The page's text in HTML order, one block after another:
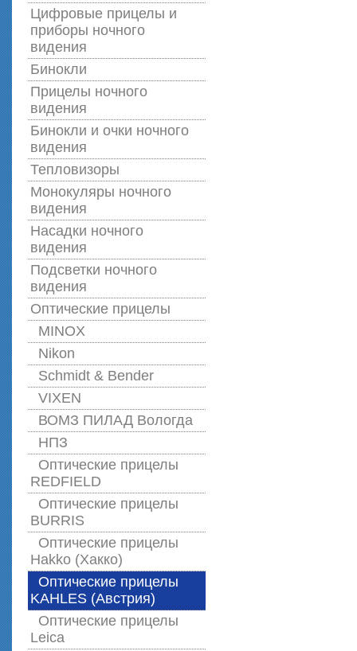
Цифровые прицелы и
приборы ночного
видения
Бинокли
Прицелы ночного
видения
Бинокли и очки ночного
видения
Тепловизоры
Монокуляры ночного
видения
Насадки ночного
видения
Подсветки ночного
видения
Оптические прицелы
MINOX
Nikon
Schmidt & Bender
VIXEN
ВОМЗ ПИЛАД Вологда
НПЗ
Оптические прицелы
REDFIELD
Оптические прицелы
BURRIS
Оптические прицелы
Hakko (Хакко)
Оптические прицелы
KAHLES (Австрия)
Оптические прицелы
Leica